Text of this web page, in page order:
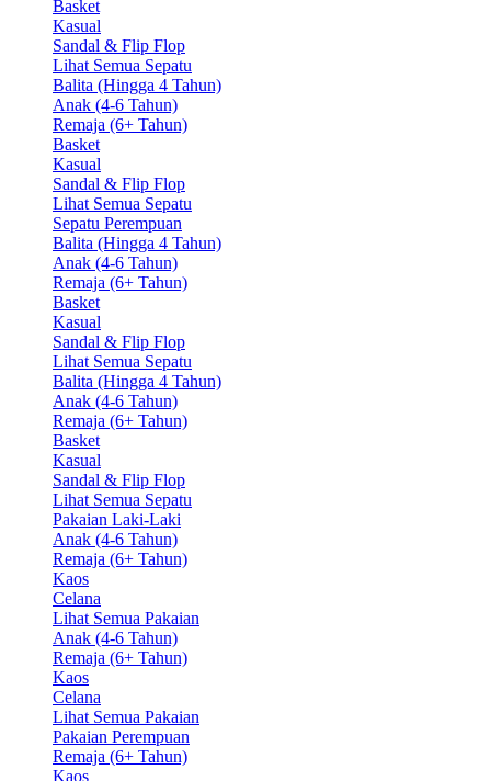
Basket
Kasual
Sandal & Flip Flop
Lihat Semua Sepatu
Balita (Hingga 4 Tahun)
Anak (4-6 Tahun)
Remaja (6+ Tahun)
Basket
Kasual
Sandal & Flip Flop
Lihat Semua Sepatu
Sepatu Perempuan
Balita (Hingga 4 Tahun)
Anak (4-6 Tahun)
Remaja (6+ Tahun)
Basket
Kasual
Sandal & Flip Flop
Lihat Semua Sepatu
Balita (Hingga 4 Tahun)
Anak (4-6 Tahun)
Remaja (6+ Tahun)
Basket
Kasual
Sandal & Flip Flop
Lihat Semua Sepatu
Pakaian Laki-Laki
Anak (4-6 Tahun)
Remaja (6+ Tahun)
Kaos
Celana
Lihat Semua Pakaian
Anak (4-6 Tahun)
Remaja (6+ Tahun)
Kaos
Celana
Lihat Semua Pakaian
Pakaian Perempuan
Remaja (6+ Tahun)
Kaos